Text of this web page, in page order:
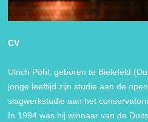
CV
Ulrich Pöhl, geboren te Bielefeld
jonge leeftijd zijn studie aan de
slagwerkstudie aan het
In 1994 was hij winnaar van de